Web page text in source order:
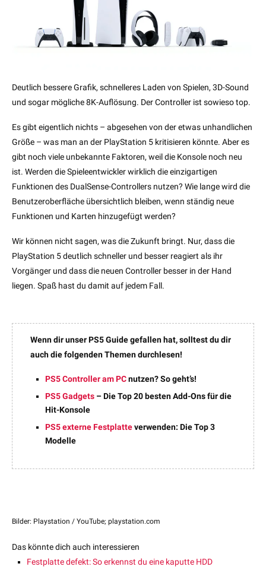
Deutlich bessere Grafik, schnelleres Laden von Spielen, 3D-Sound
und sogar mögliche 8K-Auflösung. Der Controller ist sowieso top.
Es gibt eigentlich nichts – abgesehen von der etwas unhandlichen
Größe – was man an der PlayStation 5 kritisieren könnte. Aber es
gibt noch viele unbekannte Faktoren, weil die Konsole noch neu
ist. Werden die Spieleentwickler wirklich die einzigartigen
Funktionen des DualSense-Controllers nutzen? Wie lange wird die
Benutzeroberfläche übersichtlich bleiben, wenn ständig neue
Funktionen und Karten hinzugefügt werden?
Wir können nicht sagen, was die Zukunft bringt. Nur, dass die
PlayStation 5 deutlich schneller und besser reagiert als ihr
Vorgänger und dass die neuen Controller besser in der Hand
liegen. Spaß hast du damit auf jedem Fall.
Wenn dir unser PS5 Guide gefallen hat, solltest du dir
auch die folgenden Themen durchlesen!
PS5 Controller am PCnutzen? So geht’s!
PS5 Gadgets – Die Top 20 besten Add-Ons für die
Hit-Konsole
PS5 externe Festplatteverwenden: Die Top 3
Modelle
Bilder: Playstation / YouTube; playstation.com
Das könnte dich auch interessieren
Festplatte defekt: So erkennst du eine kaputte HDD